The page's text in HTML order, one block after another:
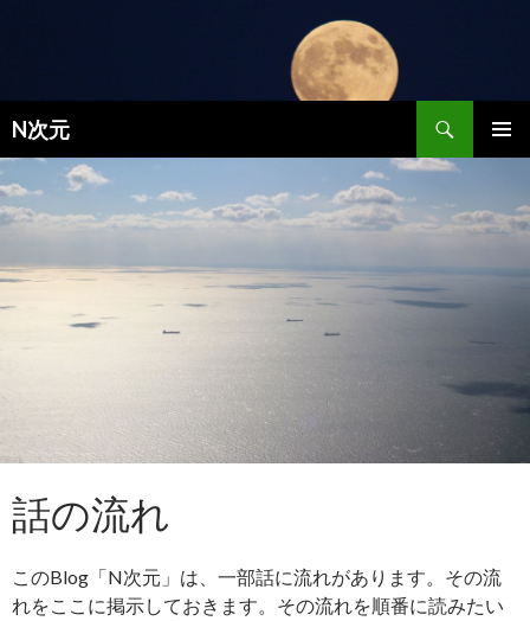
N次元
検索
話の流れ
このBlog「N次元」は、一部話に流れがあります。その流
れをここに掲示しておきます。その流れを順番に読みたい